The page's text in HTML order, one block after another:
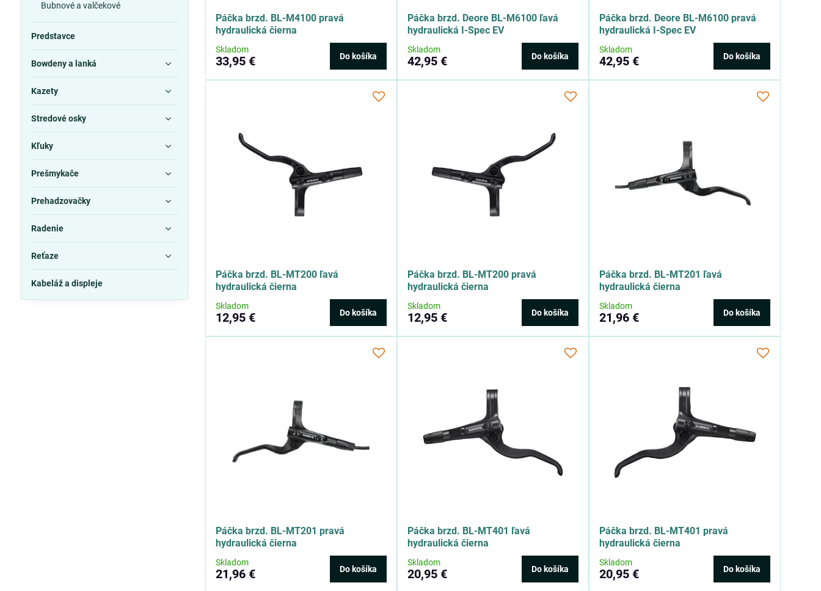
Páčka brzd. BL-M4100 pravá
hydraulická čierna
Skladom
33,95 € Do košíka
Páčka brzd. Deore BL-M6100 ľavá
hydraulická I-Spec EV
Skladom
42,95 € Do košíka
Páčka brzd. Deore BL-M6100 pravá
hydraulická I-Spec EV
Skladom
42,95 € Do košíka
Páčka brzd. BL-MT200 ľavá
hydraulická čierna
Skladom
12,95 € Do košíka
Páčka brzd. BL-MT200 pravá
hydraulická čierna
Skladom
12,95 € Do košíka
Páčka brzd. BL-MT201 ľavá
hydraulická čierna
Skladom
21,96 € Do košíka
Páčka brzd. BL-MT201 pravá
hydraulická čierna
Skladom
21,96 € Do košíka
Páčka brzd. BL-MT401 ľavá
hydraulická čierna
Skladom
20,95 € Do košíka
Páčka brzd. BL-MT401 pravá
hydraulická čierna
Skladom
20,95 € Do košíka
Bubnové a valčekové
Predstavce
Bowdeny a lanká
Kazety
Stredové osky
Kľuky
Prešmykače
Prehadzovačky
Radenie
Reťaze
Kabeláž a displeje